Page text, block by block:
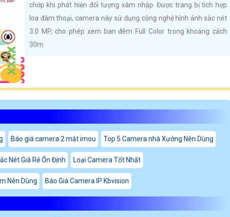
chớp khi phát hiện đối tượng xâm nhập. Được trang bị tích hợp
loa đàm thoại, camera này sử dụng công nghệ hình ảnh sắc nét
3.0 MP, cho phép xem ban đêm Full Color trong khoảng cách
30m
Báo giá camera 2 mắt imou Top 5 Camera nhà Xưởng Nên Dùng
Nét Giá Rẻ Ổn Định Loại Camera Tốt Nhất
Nên Dùng Báo Giá Camera IP Kbvision